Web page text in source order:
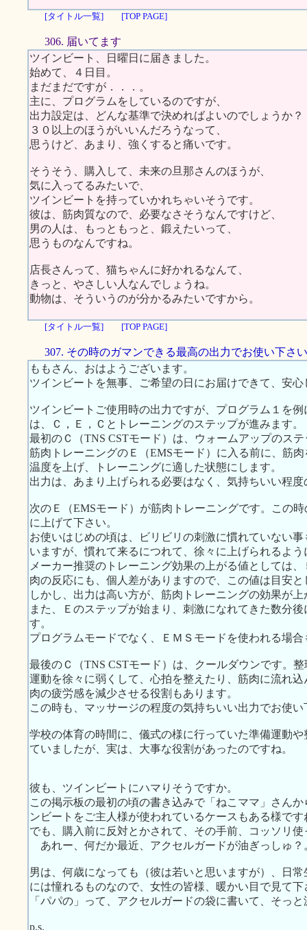
[タイトル一覧] [TOP PAGE]
306. 届いてます
ツインビート、日曜日に届きました。
始めて、４日目。
まだまだですが．．．。
主に、プログラムをしているのですが、
出力設定は、どんな基準で決めればよいのでしょうか？
３０以上のほうがいいんだろうなって、
思うけど、あまり、強くすると痛いです。
そうそう、購入して、未来の旦那さんのほうが、
気に入ってるみたいで、
ツインビートを持っていかれちゃいそうです。
彼は、筋肉質なので、必要なさそうなんですけど、
男の人は、もっともっと、鍛えたいって、
思うものなんですね。
店長さんって、猫ちゃんに好かれるなんて、
きっと、やさしい人なんでしょうね。
動物は、そういうのが分かるみたいですから。
[タイトル一覧] [TOP PAGE]
307. その時のガマンできる最高の出力でお使い下さい
ももさん、おはようございます。
ツインビートを無事、ご希望の日にお届けできて、安心
ツインビートご使用時の出力ですが、プログラム１を
は、Ｃ，Ｅ，Ｃとトレーニングのステップが進みます。
最初のＣ（TNS CSTモード）は、ウォームアップのス
筋肉トレーニングのＥ（EMSモード）に入る前に、筋
温度を上げ、トレーニングに適した状態にします。
出力は、あまり上げられる必要はなく、気持ちいい程
次のＥ（EMSモード）が筋肉トレーニングです。この
に上げて下さい。
お使いはじめの頃は、ビリビリの刺激に慣れていない
いますが、慣れて来るにつれて、徐々に上げられるよ
メーカー推奨のトレーニング効果の上がる値としては
肉の反応にも、個人差がありますので、この値は目安
しかし、出力は高い方が、筋肉トレーニングの効果が上
また、Ｅのステップが始まり、刺激になれてきた数分
す。
プログラムモードでなく、ＥＭＳモードを使われる場合
最後のＣ（TNS CSTモード）は、クールダウンです。
運動を徐々に弱くして、心拍を整えたり、筋肉に流れ
肉の疲労感を減少させる役割もあります。
この時も、マッサージの程度の気持ちいい出力でお使い
学校の体育の時間に、儀式の様に行っていた準備運動
ていましたが、実は、大事な役割があったのですね。
彼も、ツインビートにハマりそうですか。
この掲示板の最初の頃の書き込みで「ねこママ」さん
ンビートをご主人様が使われているケースもある様です
でも、購入前に反対とかされて、その手前、コッソリ
あれー、何だか最近、アクセルガードが油ぎっしゅ？
男は、何歳になっても（彼は若いと思いますが）、日
には憧れるものなので、女性の皆様、暖かい目で見て下
「パパの」って、アクセルガードの袋に書いて、そっ
p.s.